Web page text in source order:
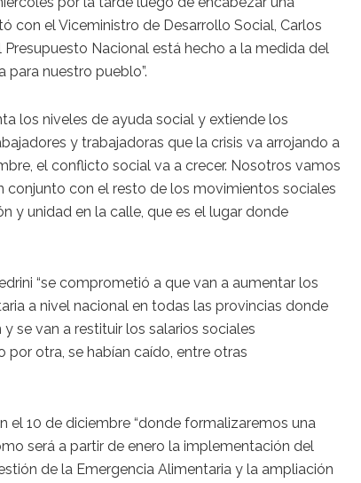
con el Viceministro de Desarrollo Social, Carlos
Presupuesto Nacional está hecho a la medida del
para nuestro pueblo”.
los niveles de ayuda social y extiende los
y trabajadoras que la crisis va arrojando a
el conflicto social va a crecer. Nosotros vamos
conjunto con el resto de los movimientos sociales
y unidad en la calle, que es el lugar donde
“se comprometió a que van a aumentar los
a nivel nacional en todas las provincias donde
se van a restituir los salarios sociales
otra, se habían caído, entre otras
el 10 de diciembre “donde formalizaremos una
será a partir de enero la implementación del
de la Emergencia Alimentaria y la ampliación